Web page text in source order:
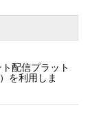
配信プラット
を利用しま